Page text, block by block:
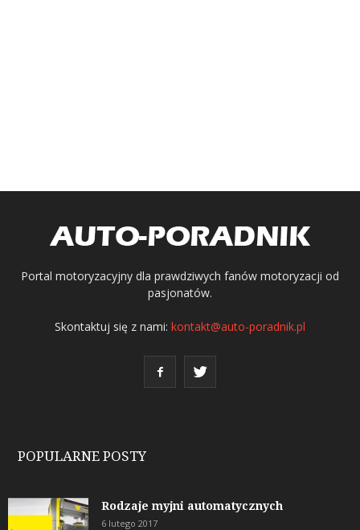
Portal motoryzacyjny dla prawdziwych fanów motoryzacji od
pasjonatów.
Skontaktuj się z nami: kontakt@auto-poradnik.pl
POPULARNE POSTY
Rodzaje myjni automatycznych
6 lutego 2017